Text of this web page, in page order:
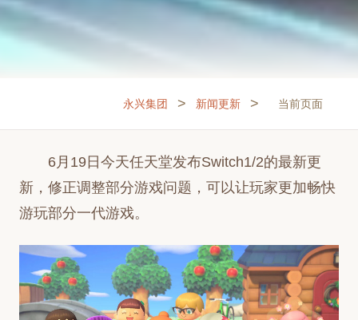
永兴集团 > 新闻更新 > 当前页面
6月19日今天任天堂发布Switch1/2的最新更
新，修正调整部分游戏问题，可以让玩家更加畅快
游玩部分一代游戏。